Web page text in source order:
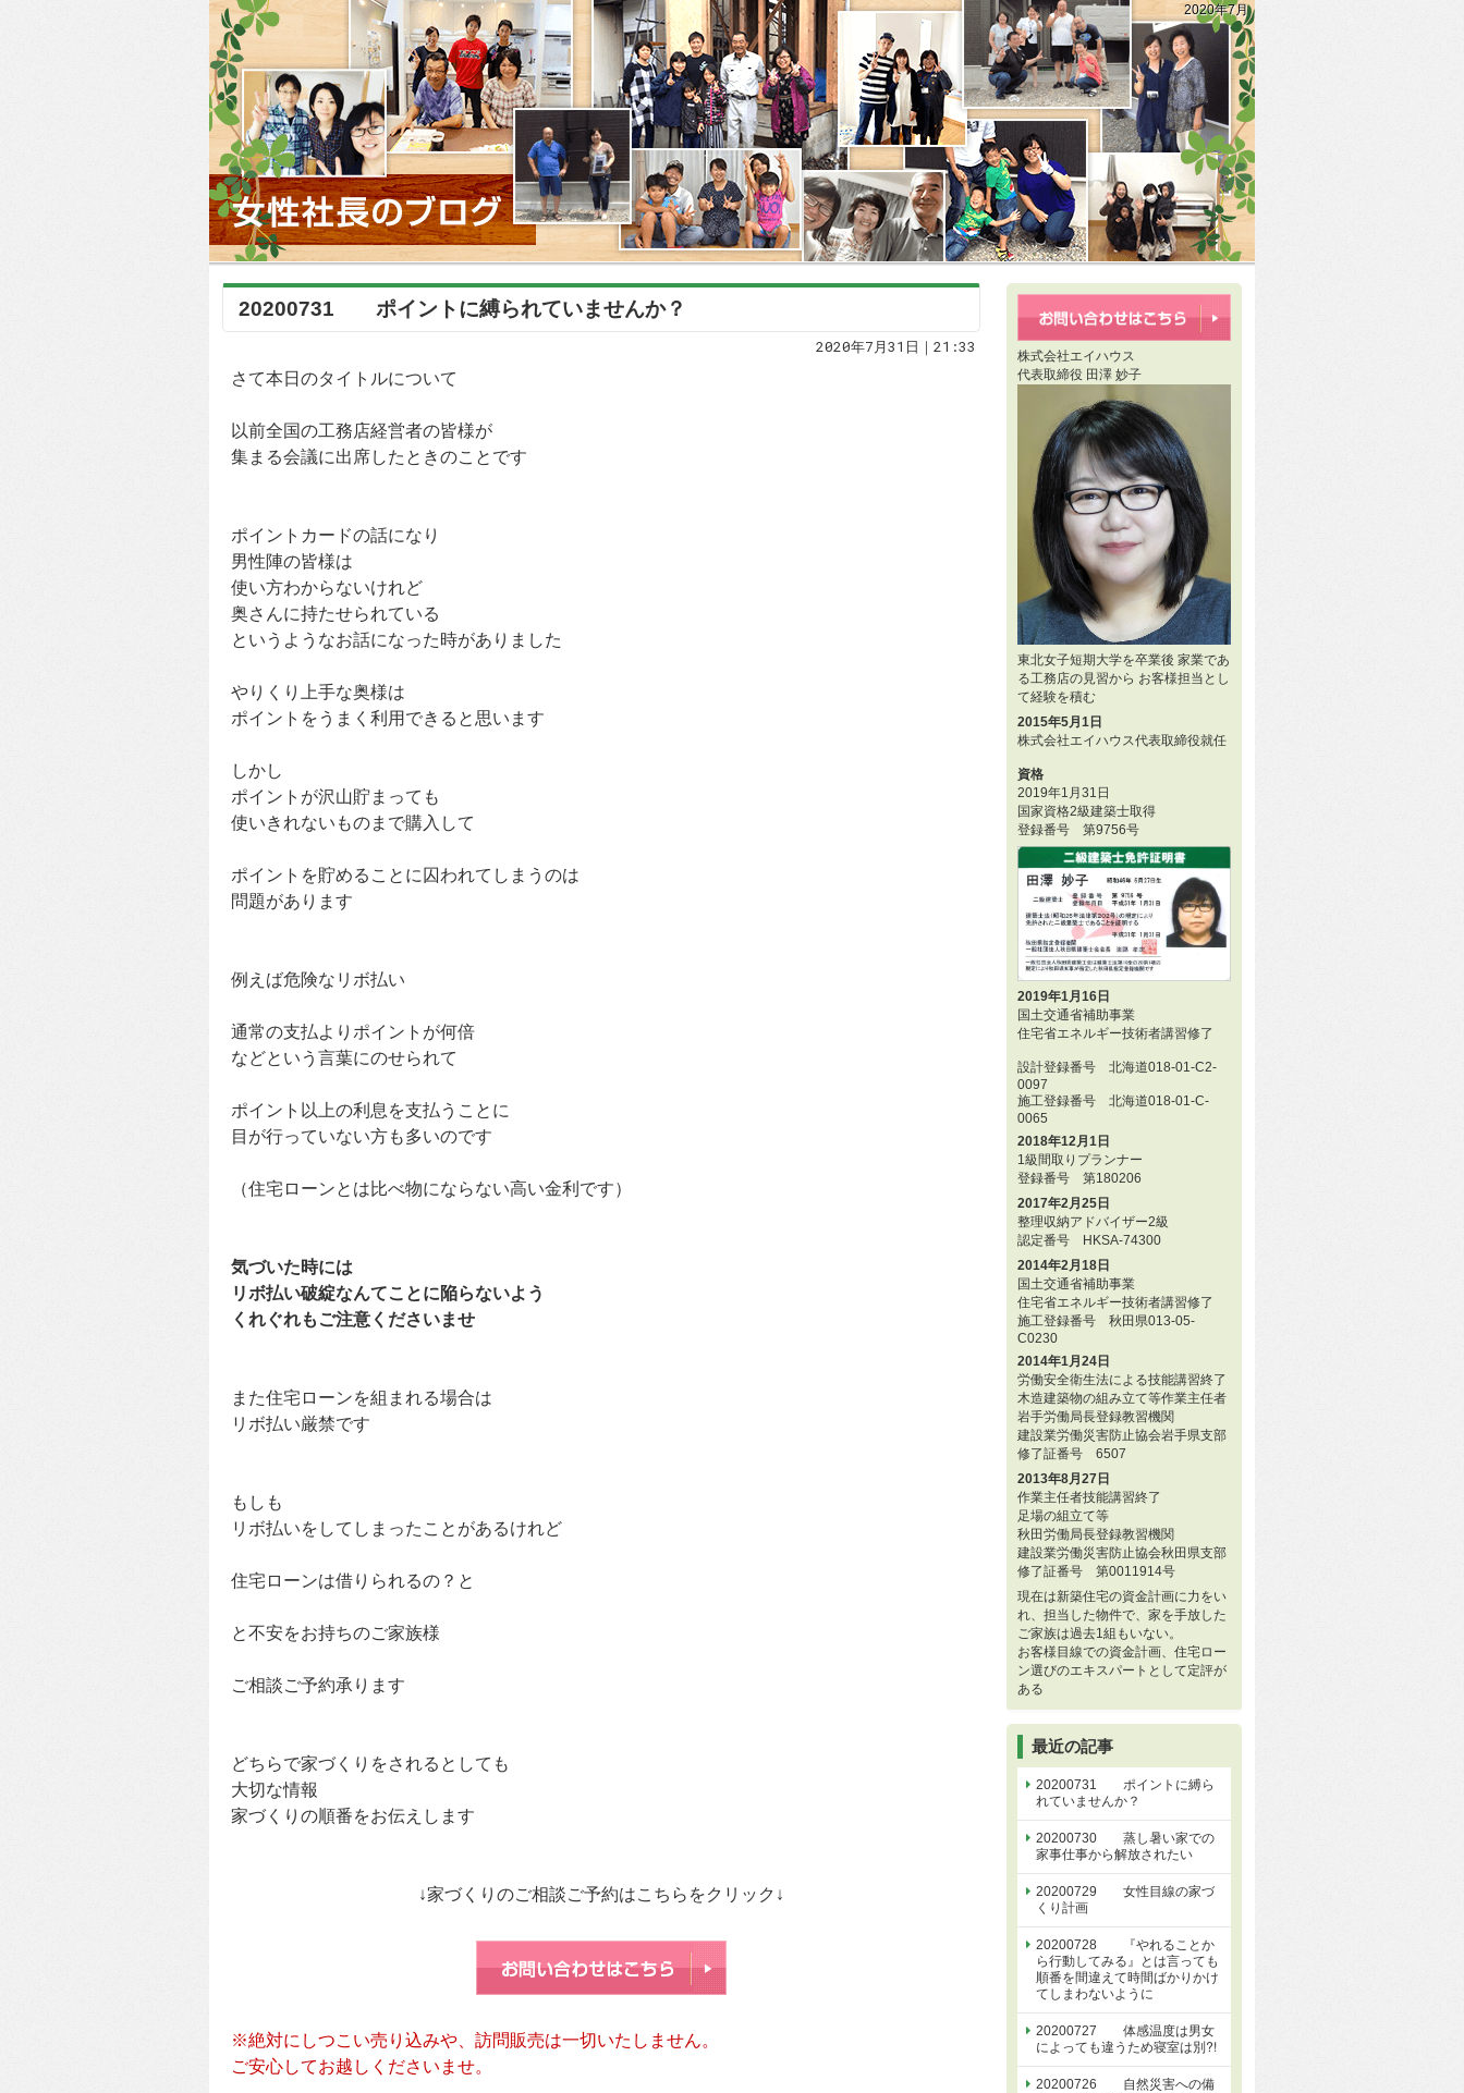
2020年7月
20200731 ポイントに縛られていませんか？
2020年7月31日｜21:33
さて本日のタイトルについて
以前全国の工務店経営者の皆様が
集まる会議に出席したときのことです
ポイントカードの話になり
男性陣の皆様は
使い方わからないけれど
奥さんに持たせられている
というようなお話になった時がありました
やりくり上手な奥様は
ポイントをうまく利用できると思います
しかし
ポイントが沢山貯まっても
使いきれないものまで購入して
ポイントを貯めることに囚われてしまうのは
問題があります
例えば危険なリボ払い
通常の支払よりポイントが何倍
などという言葉にのせられて
ポイント以上の利息を支払うことに
目が行っていない方も多いのです
（住宅ローンとは比べ物にならない高い金利です）
気づいた時には
リボ払い破綻なんてことに陥らないよう
くれぐれもご注意くださいませ
また住宅ローンを組まれる場合は
リボ払い厳禁です
もしも
リボ払いをしてしまったことがあるけれど
住宅ローンは借りられるの？と
と不安をお持ちのご家族様
ご相談ご予約承ります
どちらで家づくりをされるとしても
大切な情報
家づくりの順番をお伝えします
↓家づくりのご相談ご予約はこちらをクリック↓
※絶対にしつこい売り込みや、訪問販売は一切いたしません。
ご安心してお越しくださいませ。
株式会社エイハウス
代表取締役 田澤 妙子
東北女子短期大学を卒業後 家業であ
る工務店の見習から お客様担当とし
て経験を積む
2015年5月1日
株式会社エイハウス代表取締役就任
資格
2019年1月31日
国家資格2級建築士取得
登録番号 第9756号
2019年1月16日
国土交通省補助事業
住宅省エネルギー技術者講習修了
設計登録番号 北海道018-01-C2-
0097
施工登録番号 北海道018-01-C-
0065
2018年12月1日
1級間取りプランナー
登録番号 第180206
2017年2月25日
整理収納アドバイザー2級
認定番号 HKSA-74300
2014年2月18日
国土交通省補助事業
住宅省エネルギー技術者講習修了
施工登録番号 秋田県013-05-
C0230
2014年1月24日
労働安全衛生法による技能講習終了
木造建築物の組み立て等作業主任者
岩手労働局長登録教習機関
建設業労働災害防止協会岩手県支部
修了証番号 6507
2013年8月27日
作業主任者技能講習終了
足場の組立て等
秋田労働局長登録教習機関
建設業労働災害防止協会秋田県支部
修了証番号 第0011914号
現在は新築住宅の資金計画に力をい
れ、担当した物件で、家を手放した
ご家族は過去1組もいない。
お客様目線での資金計画、住宅ロー
ン選びのエキスパートとして定評が
ある
最近の記事
20200731 ポイントに縛ら
れていませんか？
20200730 蒸し暑い家での
家事仕事から解放されたい
20200729 女性目線の家づ
くり計画
20200728 『やれることか
ら行動してみる』とは言っても
順番を間違えて時間ばかりかけ
てしまわないように
20200727 体感温度は男女
によっても違うため寝室は別⁈
20200726 自然災害への備